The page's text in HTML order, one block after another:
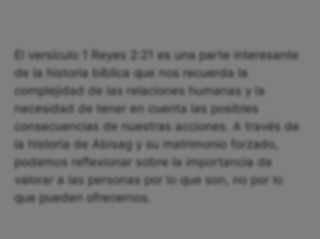
El versículo 1 Reyes 2:21 es una parte interesante
de la historia bíblica que nos recuerda la
complejidad de las relaciones humanas y la
necesidad de tener en cuenta las posibles
consecuencias de nuestras acciones. A través de
la historia de Abisag y su matrimonio forzado,
podemos reflexionar sobre la importancia de
valorar a las personas por lo que son, no por lo
que pueden ofrecernos.